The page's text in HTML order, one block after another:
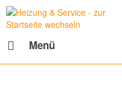
Menü